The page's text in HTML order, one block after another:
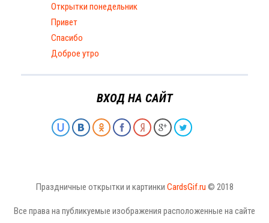
Открытки понедельник
Привет
Спасибо
Доброе утро
ВХОД НА САЙТ
Праздничные открытки и картинки CardsGif.ru © 2018
Все права на публикуемые изображения расположенные на сайте